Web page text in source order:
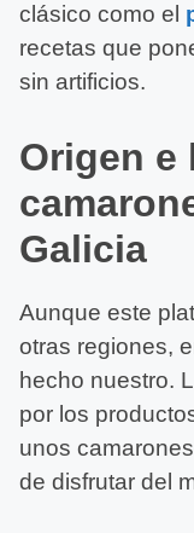
clásico como el
recetas que
sin artificios.
Origen e
Galicia
Aunque este
otras regiones,
hecho nuestro.
por los
unos
de disfrutar del